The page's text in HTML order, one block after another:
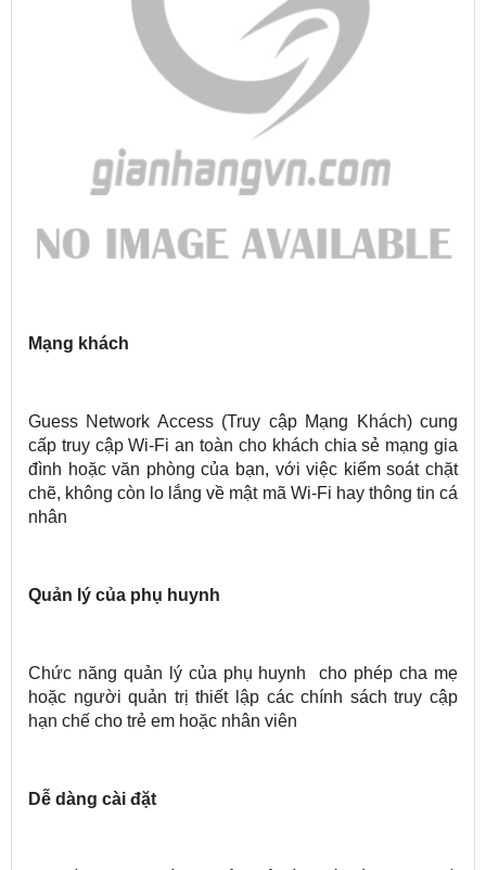
Mạng khách
Guess Network Access (Truy cập Mạng Khách) cung
cấp truy cập Wi-Fi an toàn cho khách chia sẻ mạng gia
đình hoặc văn phòng của bạn, với việc kiểm soát chặt
chẽ, không còn lo lắng về mật mã Wi-Fi hay thông tin cá
nhân
Quản lý của phụ huynh
Chức năng quản lý của phụ huynh cho phép cha mẹ
hoặc người quản trị thiết lập các chính sách truy cập
hạn chế cho trẻ em hoặc nhân viên
Dễ dàng cài đặt